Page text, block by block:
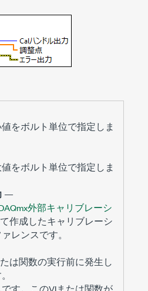
をボルト単位で指定しま
をボルト単位で指定しま
—
外部キャリブレーシ
作成したキャリブレーシ
レンスです。
は関数の実行前に発生し
です。このVIまたは関数が